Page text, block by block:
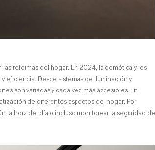
reformas del hogar. En 2024, la domótica y los
eficiencia. Desde sistemas de iluminación y
son variadas y cada vez más accesibles. En
de diferentes aspectos del hogar. Por
la hora del día o incluso monitorear la seguridad de